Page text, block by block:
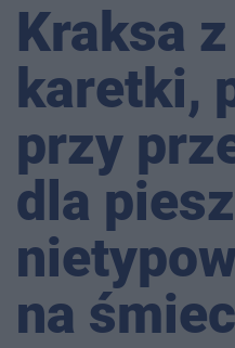
Kraksa
karetki,
przy
dla
na